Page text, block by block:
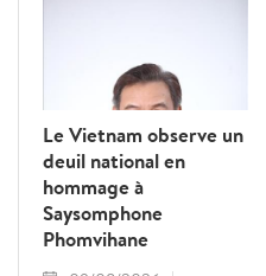
Le Vietnam observe un
deuil national en
hommage à
Saysomphone
Phomvihane